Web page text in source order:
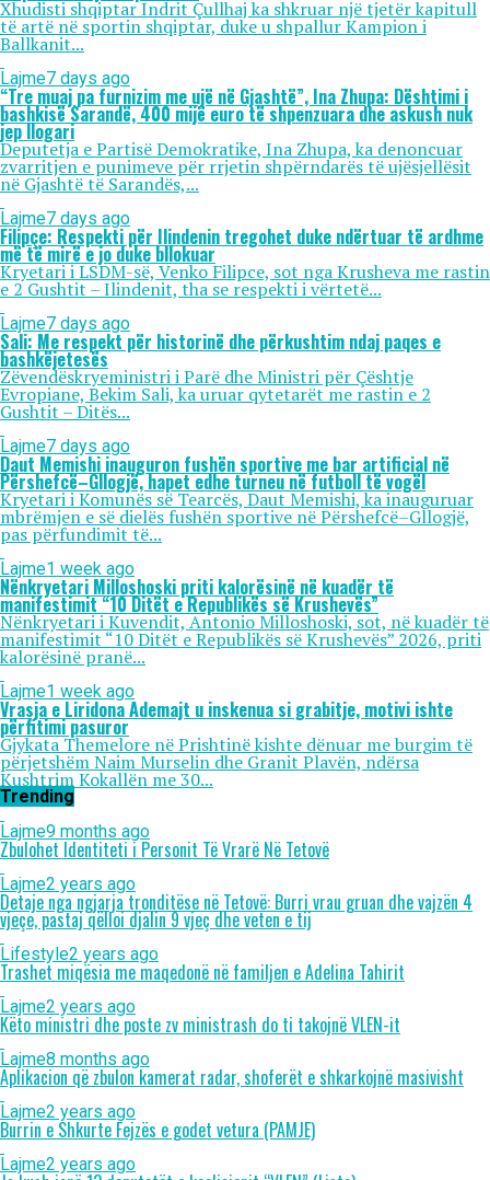
Xhudisti shqiptar Indrit Çullhaj ka shkruar një tjetër kapitull
të artë në sportin shqiptar, duke u shpallur Kampion i
Ballkanit...
Lajme7 days ago
“Tre muaj pa furnizim me ujë në Gjashtë”, Ina Zhupa: Dështimi i
bashkisë Sarandë, 400 mijë euro të shpenzuara dhe askush nuk
jep llogari
Deputetja e Partisë Demokratike, Ina Zhupa, ka denoncuar
zvarritjen e punimeve për rrjetin shpërndarës të ujësjellësit
në Gjashtë të Sarandës,...
Lajme7 days ago
Filipçe: Respekti për Ilindenin tregohet duke ndërtuar të ardhme
më të mirë e jo duke bllokuar
Kryetari i LSDM-së, Venko Filipce, sot nga Krusheva me rastin
e 2 Gushtit – Ilindenit, tha se respekti i vërtetë...
Lajme7 days ago
Sali: Me respekt për historinë dhe përkushtim ndaj paqes e
bashkëjetesës
Zëvendëskryeministri i Parë dhe Ministri për Çështje
Evropiane, Bekim Sali, ka uruar qytetarët me rastin e 2
Gushtit – Ditës...
Lajme7 days ago
Daut Memishi inauguron fushën sportive me bar artificial në
Përshefcë–Gllogjë, hapet edhe turneu në futboll të vogël
Kryetari i Komunës së Tearcës, Daut Memishi, ka inauguruar
mbrëmjen e së dielës fushën sportive në Përshefcë–Gllogjë,
pas përfundimit të...
Lajme1 week ago
Nënkryetari Milloshoski priti kalorësinë në kuadër të
manifestimit “10 Ditët e Republikës së Krushevës”
Nënkryetari i Kuvendit, Antonio Milloshoski, sot, në kuadër të
manifestimit “10 Ditët e Republikës së Krushevës” 2026, priti
kalorësinë pranë...
Lajme1 week ago
Vrasja e Liridona Ademajt u inskenua si grabitje, motivi ishte
përfitimi pasuror
Gjykata Themelore në Prishtinë kishte dënuar me burgim të
përjetshëm Naim Murselin dhe Granit Plavën, ndërsa
Kushtrim Kokallën me 30...
Trending
Lajme9 months ago
Zbulohet Identiteti i Personit Të Vrarë Në Tetovë
Lajme2 years ago
Detaje nga ngjarja tronditëse në Tetovë: Burri vrau gruan dhe vajzën 4
vjeçe, pastaj qëlloi djalin 9 vjeç dhe veten e tij
Lifestyle2 years ago
Trashet miqësia me maqedonë në familjen e Adelina Tahirit
Lajme2 years ago
Këto ministri dhe poste zv ministrash do ti takojnë VLEN-it
Lajme8 months ago
Aplikacion që zbulon kamerat radar, shoferët e shkarkojnë masivisht
Lajme2 years ago
Burrin e Shkurte Fejzës e godet vetura (PAMJE)
Lajme2 years ago